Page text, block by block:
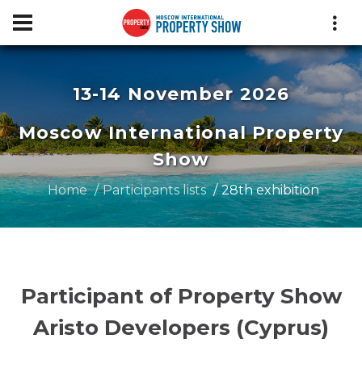
13-14 November 2026
Moscow International Property
Show
Home Participants lists 28th exhibition
Participant of Property Show
Aristo Developers (Cyprus)